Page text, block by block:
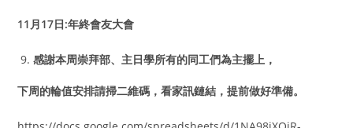
11月17日:年終會友大會
感謝本周崇拜部、主日學所有的同工們為主擺上，
下周的輪值安排請掃二維碼，看家訊鏈結，提前做好準備。